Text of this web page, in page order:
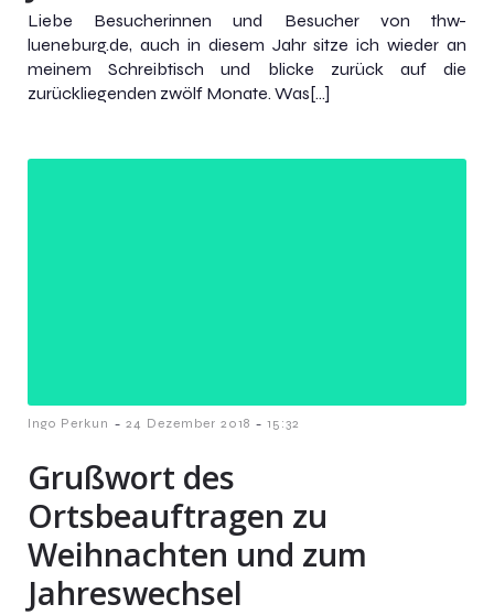
Liebe Besucherinnen und Besucher von thw-
lueneburg.de, auch in diesem Jahr sitze ich wieder an
meinem Schreibtisch und blicke zurück auf die
zurückliegenden zwölf Monate. Was[…]
Ingo Perkun - 24 Dezember 2018 - 15:32
Grußwort des
Ortsbeauftragen zu
Weihnachten und zum
Jahreswechsel